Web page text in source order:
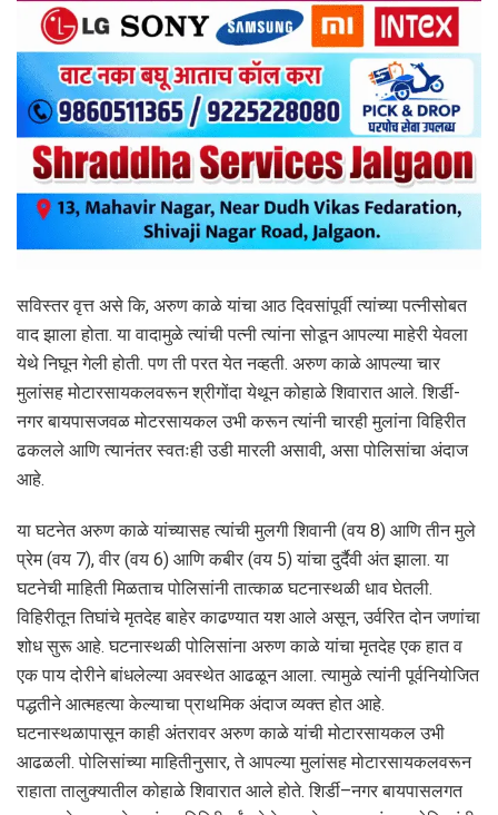
सविस्तर वृत्त असे कि, अरुण काळे यांचा आठ दिवसांपूर्वी त्यांच्या पत्नीसोबत
वाद झाला होता. या वादामुळे त्यांची पत्नी त्यांना सोडून आपल्या माहेरी येवला
येथे निघून गेली होती. पण ती परत येत नव्हती. अरुण काळे आपल्या चार
मुलांसह मोटारसायकलवरून श्रीगोंदा येथून कोहाळे शिवारात आले. शिर्डी-
नगर बायपासजवळ मोटरसायकल उभी करून त्यांनी चारही मुलांना विहिरीत
ढकलले आणि त्यानंतर स्वतःही उडी मारली असावी, असा पोलिसांचा अंदाज
आहे.
या घटनेत अरुण काळे यांच्यासह त्यांची मुलगी शिवानी (वय 8) आणि तीन मुले
प्रेम (वय 7), वीर (वय 6) आणि कबीर (वय 5) यांचा दुर्दैवी अंत झाला. या
घटनेची माहिती मिळताच पोलिसांनी तात्काळ घटनास्थळी धाव घेतली.
विहिरीतून तिघांचे मृतदेह बाहेर काढण्यात यश आले असून, उर्वरित दोन जणांचा
शोध सुरू आहे. घटनास्थळी पोलिसांना अरुण काळे यांचा मृतदेह एक हात व
एक पाय दोरीने बांधलेल्या अवस्थेत आढळून आला. त्यामुळे त्यांनी पूर्वनियोजित
पद्धतीने आत्महत्या केल्याचा प्राथमिक अंदाज व्यक्त होत आहे.
घटनास्थळापासून काही अंतरावर अरुण काळे यांची मोटारसायकल उभी
आढळली. पोलिसांच्या माहितीनुसार, ते आपल्या मुलांसह मोटारसायकलवरून
राहाता तालुक्यातील कोहाळे शिवारात आले होते. शिर्डी–नगर बायपासलगत